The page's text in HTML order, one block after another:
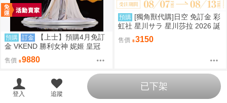
預購 訂金
【上士】預購4月免訂
金 VKEND 勝利女神 妮姬 皇冠
榮耀之花 1/4 附特典 1025
售價 9880
預購 [獨角獸代購]日空 免訂金 彩
虹社 星川サラ 星川莎拉 2026 誕
生日記念 套組 にじさんじ 預購
售價 3150
登入 追蹤
已下架